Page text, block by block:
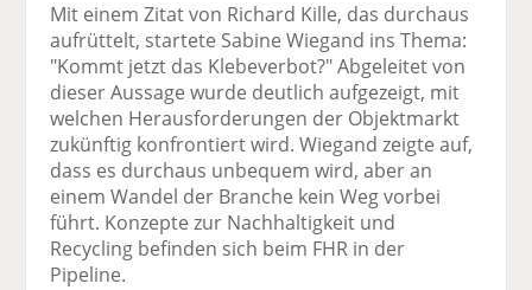
Mit einem Zitat von Richard Kille, das durchaus
aufrüttelt, startete Sabine Wiegand ins Thema:
"Kommt jetzt das Klebeverbot?" Abgeleitet von
dieser Aussage wurde deutlich aufgezeigt, mit
welchen Herausforderungen der Objektmarkt
zukünftig konfrontiert wird. Wiegand zeigte auf,
dass es durchaus unbequem wird, aber an
einem Wandel der Branche kein Weg vorbei
führt. Konzepte zur Nachhaltigkeit und
Recycling befinden sich beim FHR in der
Pipeline.